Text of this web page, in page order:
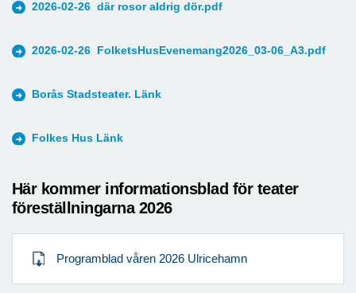
2026-02-26 där rosor aldrig dör.pdf
2026-02-26 FolketsHusEvenemang2026_03-06_A3.pdf
Borås Stadsteater. Länk
Folkes Hus Länk
Här kommer informationsblad för teater
föreställningarna 2026
Programblad våren 2026 Ulricehamn